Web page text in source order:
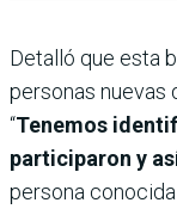
Detalló que esta
personas nuevas
“Tenemos
participaron y
persona